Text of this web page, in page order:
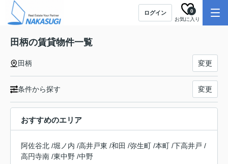
ログイン
お気に入り
0
田柄の賃貸物件一覧
田柄 変更
条件から探す 変更
おすすめのエリア
阿佐谷北 /堀ノ内 /高井戸東 /和田 /弥生町 /本町 /下高井戸 /
高円寺南 /東中野 /中野